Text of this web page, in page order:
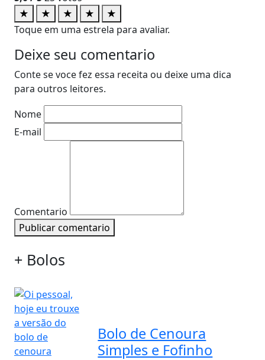
★
★ ★ ★
★
Toque em uma estrela para avaliar.
Deixe seu comentario
Conte se voce fez essa receita ou deixe uma dica
para outros leitores.
Nome
E-mail
Comentario
Publicar comentario
+ Bolos
Bolo de Cenoura
Simples e Fofinho